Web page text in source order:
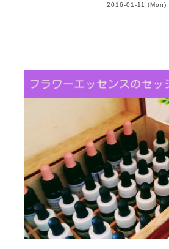
2016-01-11 (Mon)